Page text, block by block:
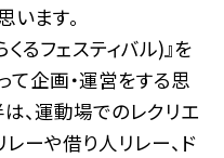
います。
るフェスティバル)』を
て企画・運営をする思
、運動場でのレクリエ
ーや借り人リレー、ド